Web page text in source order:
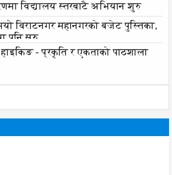
विद्यालय स्तरबाटै अभियान शुरु
विराटनगर महानगरको बजेट पुस्तिका,
पनि सुरु
हाइकिङ - प्रकृति र एकताको पाठशाला